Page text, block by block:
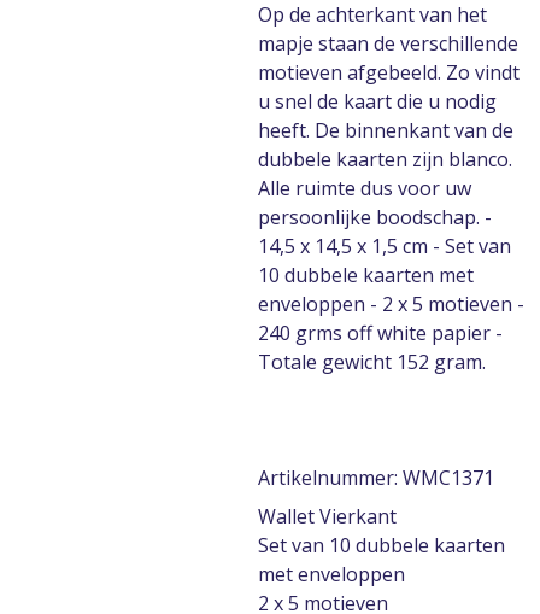
Op de achterkant van het
mapje staan de verschillende
motieven afgebeeld. Zo vindt
u snel de kaart die u nodig
heeft. De binnenkant van de
dubbele kaarten zijn blanco.
Alle ruimte dus voor uw
persoonlijke boodschap. -
14,5 x 14,5 x 1,5 cm - Set van
10 dubbele kaarten met
enveloppen - 2 x 5 motieven -
240 grms off white papier -
Totale gewicht 152 gram.
Artikelnummer: WMC1371
Wallet Vierkant
Set van 10 dubbele kaarten
met enveloppen
2 x 5 motieven